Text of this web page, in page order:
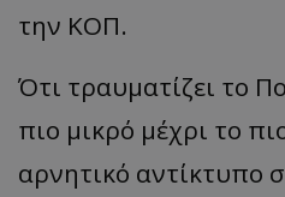
την ΚΟΠ.
Ότι τραυματίζει το
πιο μικρό μέχρι το
αρνητικό αντίκτυπο